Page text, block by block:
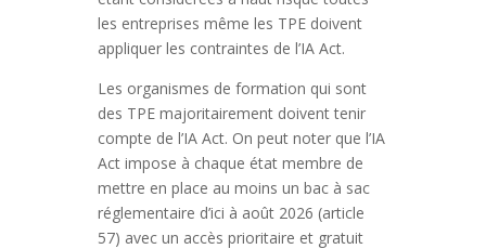
les entreprises même les TPE doivent
appliquer les contraintes de l’IA Act.
Les organismes de formation qui sont
des TPE majoritairement doivent tenir
compte de l’IA Act. On peut noter que l’IA
Act impose à chaque état membre de
mettre en place au moins un bac à sac
réglementaire d’ici à août 2026 (article
57) avec un accès prioritaire et gratuit